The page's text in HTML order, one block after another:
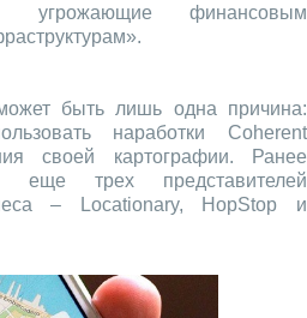
угрожающие финансовым
быть лишь одна причина:
наработки Coherent
своей картографии. Ранее
еще трех представителей
– Locationary, HopStop и